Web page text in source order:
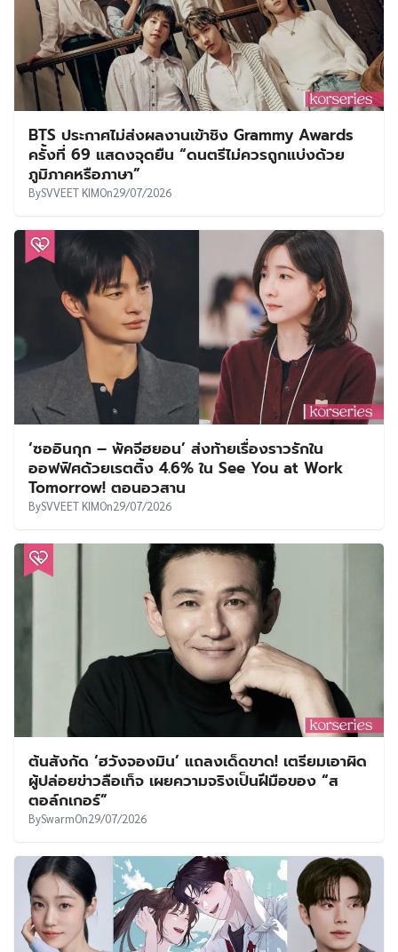
BTS ประกาศไม่ส่งผลงานเข้าชิง Grammy Awards
ครั้งที่ 69 แสดงจุดยืน “ดนตรีไม่ควรถูกแบ่งด้วย
ภูมิภาคหรือภาษา”
BySVVEET KIMOn29/07/2026
‘ซออินกุก – พัคจีฮยอน’ ส่งท้ายเรื่องราวรักใน
ออฟฟิศด้วยเรตติ้ง 4.6% ใน See You at Work
Tomorrow! ตอนอวสาน
BySVVEET KIMOn29/07/2026
ต้นสังกัด ‘ฮวังจองมิน’ แถลงเด็ดขาด! เตรียมเอาผิด
ผู้ปล่อยข่าวลือเท็จ เผยความจริงเป็นฝีมือของ “ส
ตอล์กเกอร์”
BySwarmOn29/07/2026